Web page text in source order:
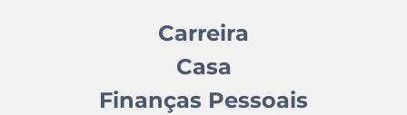
Carreira
Casa
Finanças Pessoais